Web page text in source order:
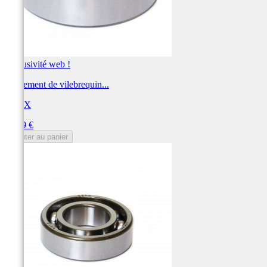
Exclusivité web !
Roulement de vilebrequin...
PROX
24,99 €
Ajouter au panier